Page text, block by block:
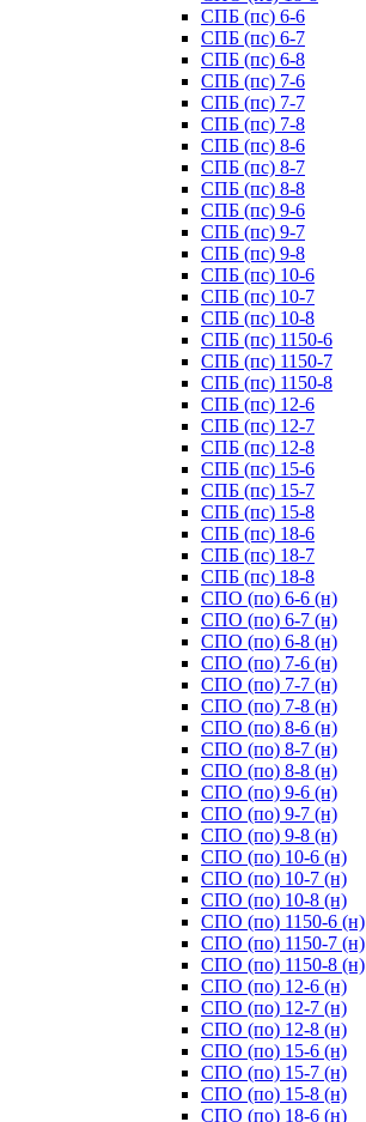
СПБ (пс) 6-6
СПБ (пс) 6-7
СПБ (пс) 6-8
СПБ (пс) 7-6
СПБ (пс) 7-7
СПБ (пс) 7-8
СПБ (пс) 8-6
СПБ (пс) 8-7
СПБ (пс) 8-8
СПБ (пс) 9-6
СПБ (пс) 9-7
СПБ (пс) 9-8
СПБ (пс) 10-6
СПБ (пс) 10-7
СПБ (пс) 10-8
СПБ (пс) 1150-6
СПБ (пс) 1150-7
СПБ (пс) 1150-8
СПБ (пс) 12-6
СПБ (пс) 12-7
СПБ (пс) 12-8
СПБ (пс) 15-6
СПБ (пс) 15-7
СПБ (пс) 15-8
СПБ (пс) 18-6
СПБ (пс) 18-7
СПБ (пс) 18-8
СПО (по) 6-6 (н)
СПО (по) 6-7 (н)
СПО (по) 6-8 (н)
СПО (по) 7-6 (н)
СПО (по) 7-7 (н)
СПО (по) 7-8 (н)
СПО (по) 8-6 (н)
СПО (по) 8-7 (н)
СПО (по) 8-8 (н)
СПО (по) 9-6 (н)
СПО (по) 9-7 (н)
СПО (по) 9-8 (н)
СПО (по) 10-6 (н)
СПО (по) 10-7 (н)
СПО (по) 10-8 (н)
СПО (по) 1150-6 (н)
СПО (по) 1150-7 (н)
СПО (по) 1150-8 (н)
СПО (по) 12-6 (н)
СПО (по) 12-7 (н)
СПО (по) 12-8 (н)
СПО (по) 15-6 (н)
СПО (по) 15-7 (н)
СПО (по) 15-8 (н)
СПО (по) 18-6 (н)